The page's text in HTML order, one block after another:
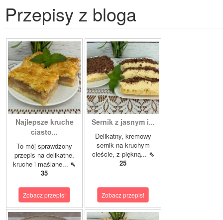
Przepisy z bloga
Najlepsze kruche
ciasto...
To mój sprawdzony
przepis na delikatne,
kruche i maślane... ⇖
35
Zobacz przepis!
Sernik z jasnym i...
Delikatny, kremowy
sernik na kruchym
cieście, z piękną... ⇖
25
Zobacz przepis!